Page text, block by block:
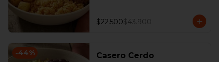
$22.500$43.900
-44% Casero Cerdo